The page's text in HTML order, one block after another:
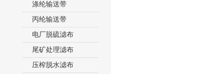
涤纶输送带
丙纶输送带
电厂脱硫滤布
尾矿处理滤布
压榨脱水滤布